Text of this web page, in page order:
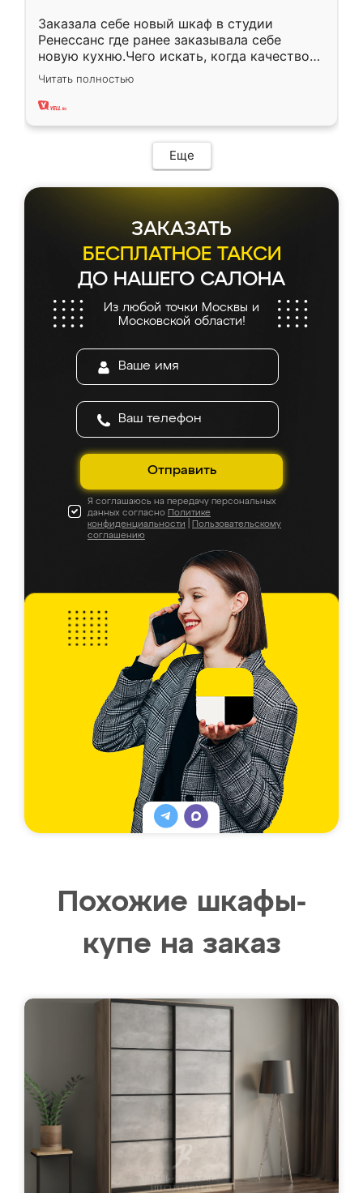
Заказала себе новый шкаф в студии
Ренессанс где ранее заказывала себе
новую кухню.Чего искать, когда качеством
вполне довольна. Служит кухня уже почти
два года, нареканий нет.
Читать полностью
Еще
ЗАКАЗАТЬ
БЕСПЛАТНОЕ ТАКСИ
ДО НАШЕГО САЛОНА
Из любой точки Москвы и
Московской области!
Отправить
Я соглашаюсь на передачу персональных
данных согласно Политике
конфиденциальности
Пользовательскому
соглашению
Похожие шкафы-
купе на заказ